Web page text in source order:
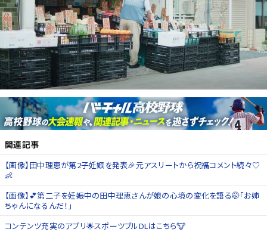
関連記事
【画像】田中理恵が第2子妊娠を発表🎉元アスリートから祝福コメント続々♡
👶
【画像】💕第二子を妊娠中の田中理恵さんが娘の心境の変化を語る🤭「お姉
ちゃんになるんだ！」
コンテンツ充実のアプリ🌟スポーツブルDLはこちら🐮